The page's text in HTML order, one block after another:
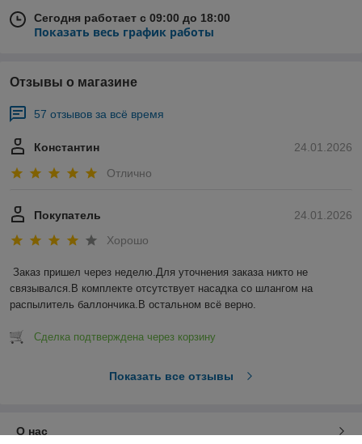
Сегодня работает с 09:00 до 18:00
Показать весь график работы
Отзывы о магазине
57 отзывов за всё время
24.01.2026
Константин
Отлично
24.01.2026
Покупатель
Хорошо
Заказ пришел через неделю.Для уточнения заказа никто не
связывался.В комплекте отсутствует насадка со шлангом на
распылитель баллончика.В остальном всё верно.
Сделка подтверждена через корзину
Показать все отзывы
О нас